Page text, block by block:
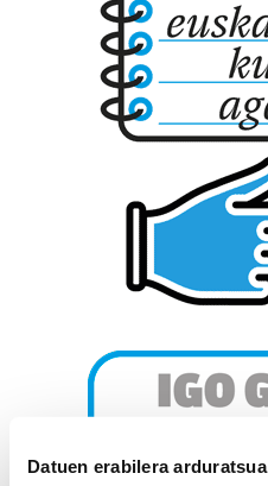
Datuen erabilera arduratsua